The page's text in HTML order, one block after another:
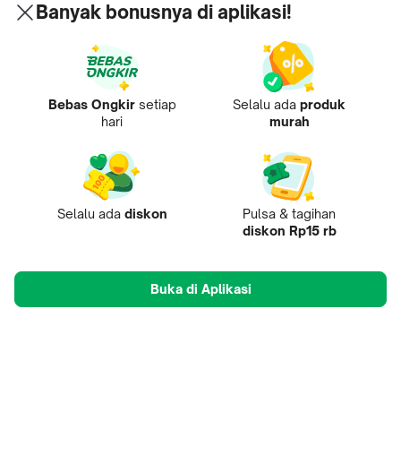
Banyak bonusnya di aplikasi!
Bebas Ongkir setiap
hari
Selalu ada produk
murah
Selalu ada diskon
Pulsa & tagihan
diskon Rp15 rb
Buka di Aplikasi